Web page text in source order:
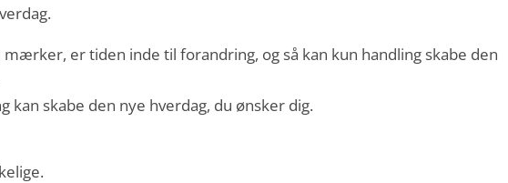
er tiden inde til forandring, og så kan kun handling skabe den
kan skabe den nye hverdag, du ønsker dig.